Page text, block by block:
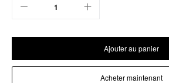
Ajouter au panier
Acheter maintenant